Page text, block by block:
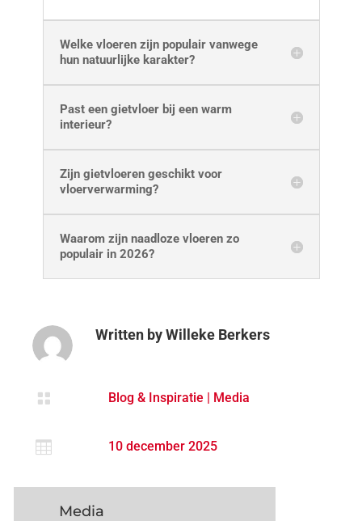
Welke vloeren zijn populair vanwege
hun natuurlijke karakter?
Past een gietvloer bij een warm
interieur?
Zijn gietvloeren geschikt voor
vloerverwarming?
Waarom zijn naadloze vloeren zo
populair in 2026?
Written byWilleke Berkers
 Blog & Inspiratie | Media
 10 december 2025
Media